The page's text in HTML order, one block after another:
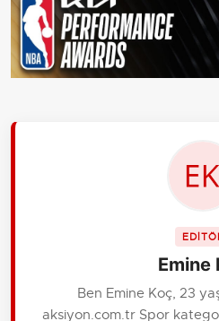
Emine
Ben Emine Koç, 23
aksiyon.com.tr Spor